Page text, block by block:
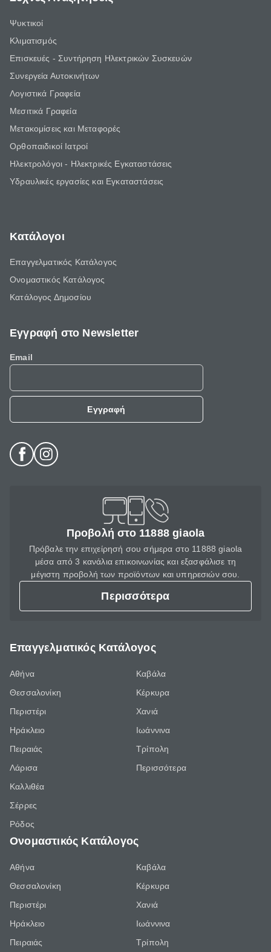
Ψυκτικοί
Κλιματισμός
Επισκευές - Συντήρηση Ηλεκτρικών Συσκευών
Συνεργεία Αυτοκινήτων
Λογιστικά Γραφεία
Μεσιτικά Γραφεία
Μετακομίσεις και Μεταφορές
Ορθοπαιδικοί Ιατροί
Ηλεκτρολόγοι - Ηλεκτρικές Εγκαταστάσεις
Υδραυλικές εργασίες και Εγκαταστάσεις
Κατάλογοι
Επαγγελματικός Κατάλογος
Ονομαστικός Κατάλογος
Κατάλογος Δημοσίου
Εγγραφή στο Newsletter
Email
Εγγραφή
Προβολή στο 11888 giaola
Πρόβαλε την επιχείρησή σου σήμερα στο 11888 giaola
μέσα από 3 κανάλια επικοινωνίας και εξασφάλισε τη
μέγιστη προβολή των προϊόντων και υπηρεσιών σου.
Περισσότερα
Επαγγελματικός Κατάλογος
Αθήνα
Θεσσαλονίκη
Περιστέρι
Ηράκλειο
Πειραιάς
Λάρισα
Καλλιθέα
Σέρρες
Ρόδος
Καβάλα
Κέρκυρα
Χανιά
Ιωάννινα
Τρίπολη
Περισσότερα
Ονομαστικός Κατάλογος
Αθήνα
Θεσσαλονίκη
Περιστέρι
Ηράκλειο
Πειραιάς
Καβάλα
Κέρκυρα
Χανιά
Ιωάννινα
Τρίπολη